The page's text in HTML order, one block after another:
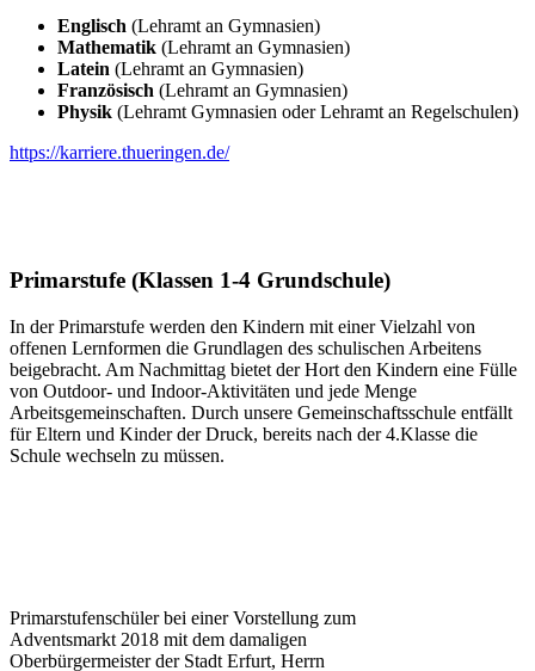
Englisch (Lehramt an Gymnasien)
Mathematik (Lehramt an Gymnasien)
Latein (Lehramt an Gymnasien)
Französisch (Lehramt an Gymnasien)
Physik (Lehramt Gymnasien oder Lehramt an Regelschulen)
https://karriere.thueringen.de/
Primarstufe (Klassen 1-4 Grundschule)
In der Primarstufe werden den Kindern mit einer Vielzahl von
offenen Lernformen die Grundlagen des schulischen Arbeitens
beigebracht. Am Nachmittag bietet der Hort den Kindern eine Fülle
von Outdoor- und Indoor-Aktivitäten und jede Menge
Arbeitsgemeinschaften. Durch unsere Gemeinschaftsschule entfällt
für Eltern und Kinder der Druck, bereits nach der 4.Klasse die
Schule wechseln zu müssen.
Primarstufenschüler bei einer Vorstellung zum
Adventsmarkt 2018 mit dem damaligen
Oberbürgermeister der Stadt Erfurt, Herrn